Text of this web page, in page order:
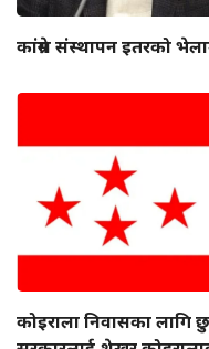
कांग्रेस संस्थापन इतरको
कोइराला निवासका लागि